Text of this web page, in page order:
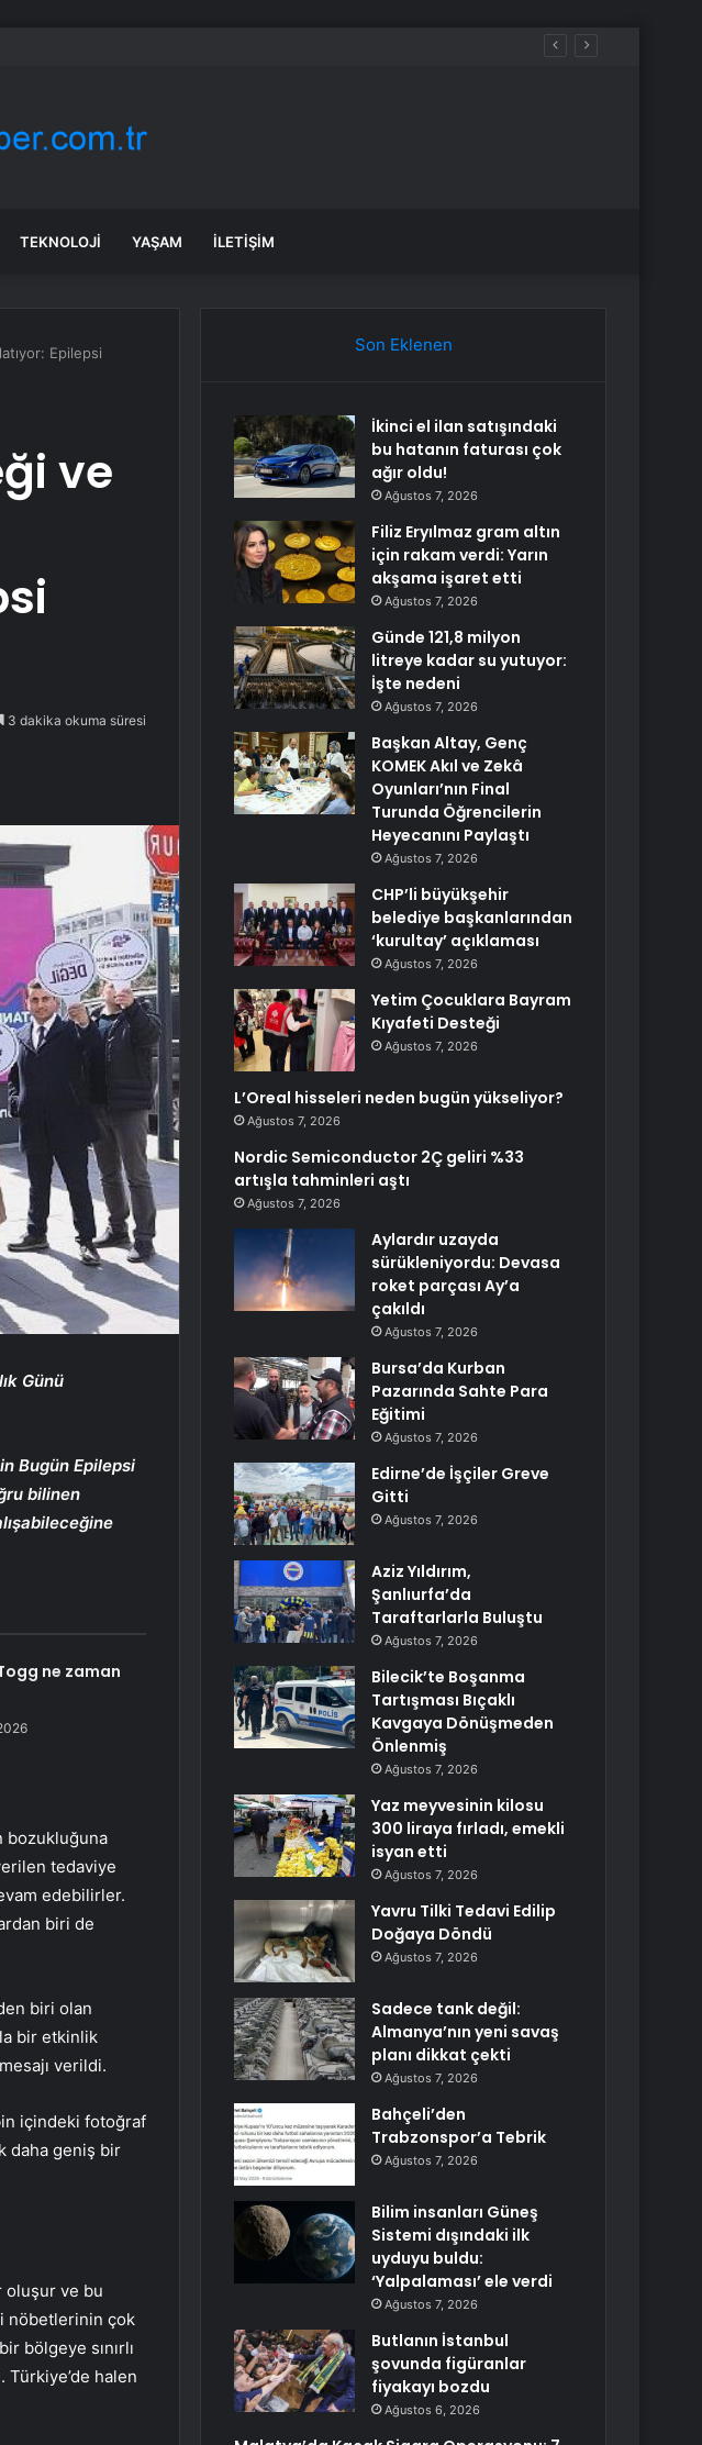
işaret etti
TEKNOLOJI YAŞAM İLETIŞIM
Epilepsi
ve
3 dakika okuma süresi
Günü
Bugün Epilepsi
bilinen
ne zaman
bozukluğuna
tedaviye
edebilirler.
biri de
biri olan
bir etkinlik
verildi.
içindeki fotoğraf
daha geniş bir
oluşur ve bu
nöbetlerinin çok
bölgeye sınırlı
halen
Son Eklenen
İkinci el ilan satışındaki
bu hatanın faturası çok
ağır oldu!
Ağustos 7, 2026
Filiz Eryılmaz gram altın
için rakam verdi: Yarın
akşama işaret etti
Ağustos 7, 2026
Günde 121,8 milyon
litreye kadar su yutuyor:
İşte nedeni
Ağustos 7, 2026
Başkan Altay, Genç
KOMEK Akıl ve Zekâ
Oyunları’nın Final
Turunda Öğrencilerin
Heyecanını Paylaştı
Ağustos 7, 2026
CHP’li büyükşehir
belediye başkanlarından
‘kurultay’ açıklaması
Ağustos 7, 2026
Yetim Çocuklara Bayram
Kıyafeti Desteği
Ağustos 7, 2026
L’Oreal hisseleri neden bugün yükseliyor?
Ağustos 7, 2026
Nordic Semiconductor 2Ç geliri %33
artışla tahminleri aştı
Ağustos 7, 2026
Aylardır uzayda
sürükleniyordu: Devasa
roket parçası Ay’a
çakıldı
Ağustos 7, 2026
Bursa’da Kurban
Pazarında Sahte Para
Eğitimi
Ağustos 7, 2026
Edirne’de İşçiler Greve
Gitti
Ağustos 7, 2026
Aziz Yıldırım,
Şanlıurfa’da
Taraftarlarla Buluştu
Ağustos 7, 2026
Bilecik’te Boşanma
Tartışması Bıçaklı
Kavgaya Dönüşmeden
Önlenmiş
Ağustos 7, 2026
Yaz meyvesinin kilosu
300 liraya fırladı, emekli
isyan etti
Ağustos 7, 2026
Yavru Tilki Tedavi Edilip
Doğaya Döndü
Ağustos 7, 2026
Sadece tank değil:
Almanya’nın yeni savaş
planı dikkat çekti
Ağustos 7, 2026
Bahçeli’den
Trabzonspor’a Tebrik
Ağustos 7, 2026
Bilim insanları Güneş
Sistemi dışındaki ilk
uyduyu buldu:
‘Yalpalaması’ ele verdi
Ağustos 7, 2026
Butlanın İstanbul
şovunda figüranlar
fiyakayı bozdu
Ağustos 6, 2026